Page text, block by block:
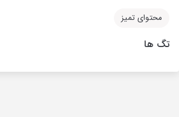
محتوای تمیز
تگ ها